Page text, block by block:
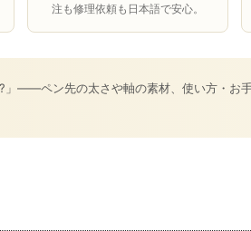
注も修理依頼も日本語で安心。
」――ペン先の太さや軸の素材、使い方・お